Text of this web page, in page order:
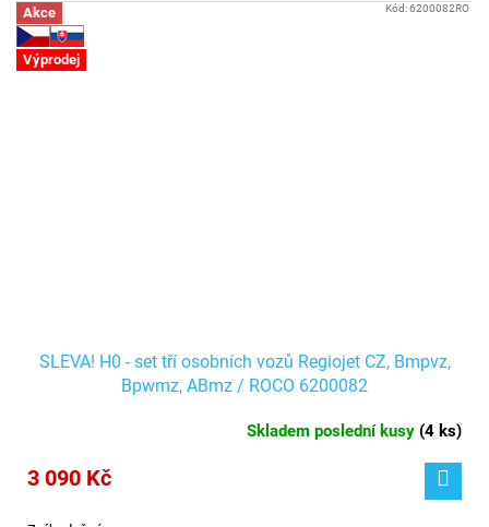
Akce
Výprodej
SLEVA! H0 - set tří osobních vozů Regiojet CZ, Bmpvz,
Bpwmz, ABmz / ROCO 6200082
Skladem poslední kusy (4 ks)
3 090 Kč
Kód:6200082RO